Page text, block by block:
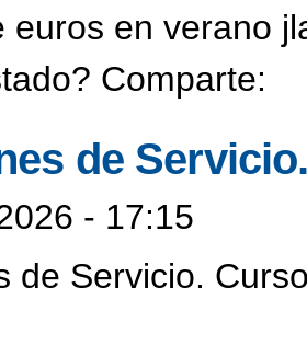
euros en verano
Comparte:
de
- 17:15
de Servicio.